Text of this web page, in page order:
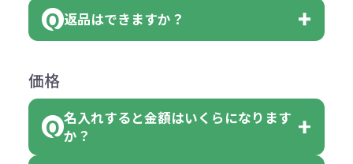
は、100個以上でしたら、何個でも
可能です。
れ等分で100個ずつ入って参ります。
（割り切れない場合は数個単位で前
す。
い。
例えば…
お客様都合でのキャンセルは、制作
がございます。
ご注文の際は、十分にご確認・ご検
返品はできますか？
めご了承ください。
ただし下記の場合は承っております
価格
名入れすると金額はいくらになります
か？